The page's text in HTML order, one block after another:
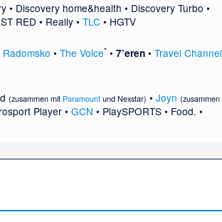
• Discovery home&health • Discovery Turbo •
RED • Really• TLC• HGTV
Radomsko • The Voice*• 7’eren• Travel Channel
(zusammen mit ParamountundNexstar) • Joyn (zusammen
Player• GCN • PlaySPORTS• Food. •